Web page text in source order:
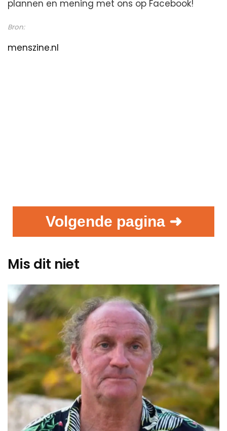
plannen en mening met ons op Facebook!
Bron:
menszine.nl
Volgende pagina ➜
Mis dit niet